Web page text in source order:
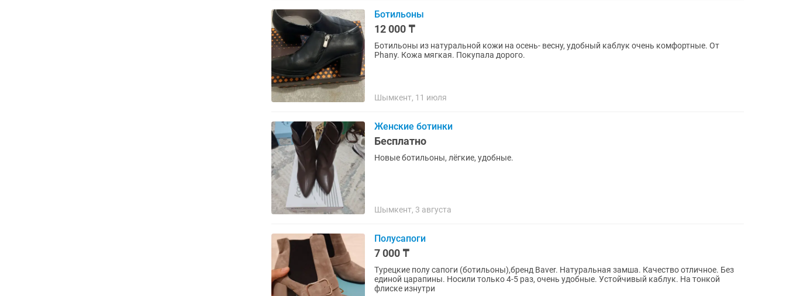
Ботильоны
12 000 ₸
Ботильоны из натуральной кожи на осень- весну, удобный каблук очень комфортные. От
Phany. Кожа мягкая. Покупала дорого.
Шымкент, 11 июля
Женские ботинки
Бесплатно
Новые ботильоны, лёгкие, удобные.
Шымкент, 3 августа
Полусапоги
7 000 ₸
Турецкие полу сапоги (ботильоны),бренд Baver. Натуральная замша. Качество отличное. Без
единой царапины. Носили только 4-5 раз, очень удобные. Устойчивый каблук. На тонкой
флиске изнутри